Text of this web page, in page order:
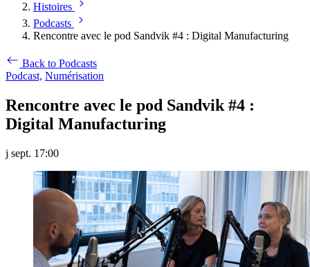
Histoires
Podcasts
Rencontre avec le pod Sandvik #4 : Digital Manufacturing
Back to Podcasts
Podcast, Numérisation
Rencontre avec le pod Sandvik #4 :
Digital Manufacturing
j sept. 17:00